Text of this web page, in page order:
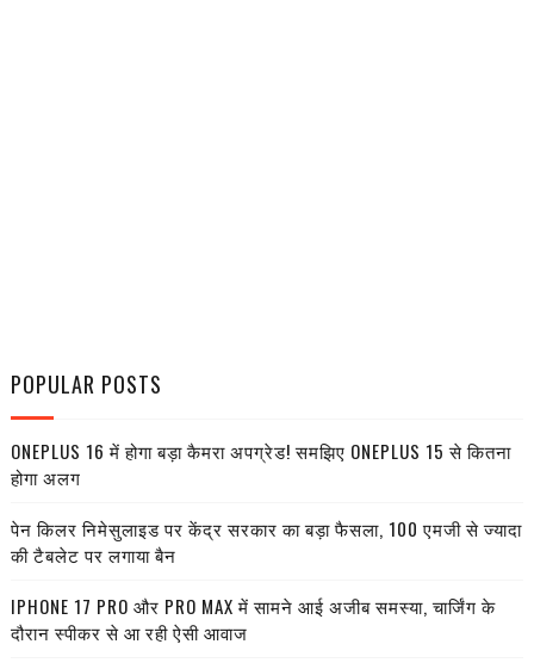
POPULAR POSTS
ONEPLUS 16 में होगा बड़ा कैमरा अपग्रेड! समझिए ONEPLUS 15 से कितना
होगा अलग
पेन किलर निमेसुलाइड पर केंद्र सरकार का बड़ा फैसला, 100 एमजी से ज्यादा
की टैबलेट पर लगाया बैन
IPHONE 17 PRO और PRO MAX में सामने आई अजीब समस्या, चार्जिंग के
दौरान स्पीकर से आ रही ऐसी आवाज